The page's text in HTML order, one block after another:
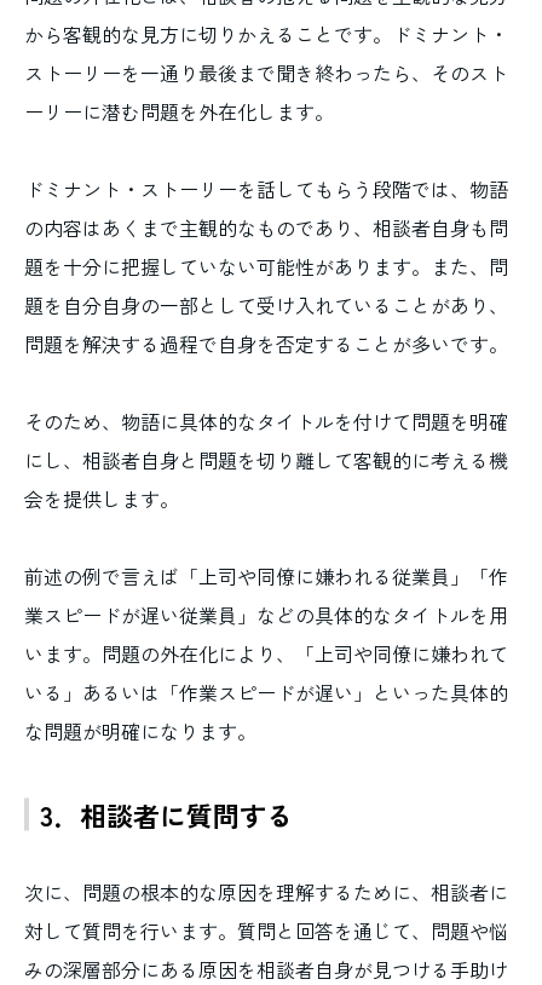
から客観的な見方に切りかえることです。ドミナント・
ストーリーを一通り最後まで聞き終わったら、そのスト
ーリーに潜む問題を外在化します。
ドミナント・ストーリーを話してもらう段階では、物語
の内容はあくまで主観的なものであり、相談者自身も問
題を十分に把握していない可能性があります。また、問
題を自分自身の一部として受け入れていることがあり、
問題を解決する過程で自身を否定することが多いです。
そのため、物語に具体的なタイトルを付けて問題を明確
にし、相談者自身と問題を切り離して客観的に考える機
会を提供します。
前述の例で言えば「上司や同僚に嫌われる従業員」「作
業スピードが遅い従業員」などの具体的なタイトルを用
います。問題の外在化により、「上司や同僚に嫌われて
いる」あるいは「作業スピードが遅い」といった具体的
な問題が明確になります。
3．相談者に質問する
次に、問題の根本的な原因を理解するために、相談者に
対して質問を行います。質問と回答を通じて、問題や悩
みの深層部分にある原因を相談者自身が見つける手助け